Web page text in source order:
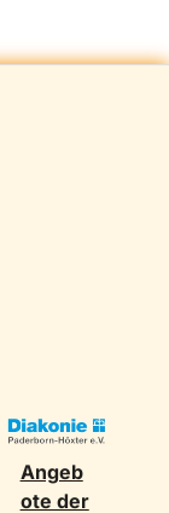
Angeb
ote der